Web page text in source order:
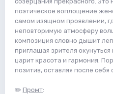
поэтическое воплощение
самом изящном проявлении,
неповторимую атмосферу
композиция словно дышит
приглашая зрителя окунуться
царит красота и гармония.
позитив, оставляя после
✏️ Промт: